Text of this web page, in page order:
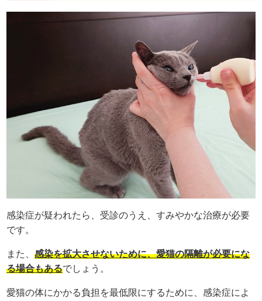
感染症が疑われたら、受診のうえ、すみやかな治療が必要
です。
また、感染を拡大させないために、愛猫の隔離が必要にな
る場合もあるでしょう。
愛猫の体にかかる負担を最低限にするために、感染症によ